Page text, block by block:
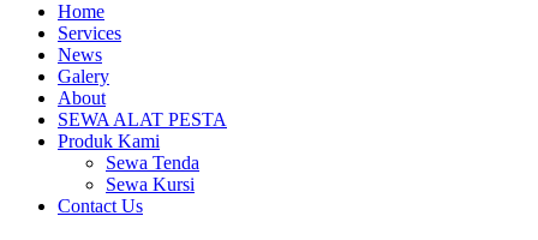
Home
Services
News
Galery
About
SEWA ALAT PESTA
Produk Kami
Sewa Tenda
Sewa Kursi
Contact Us